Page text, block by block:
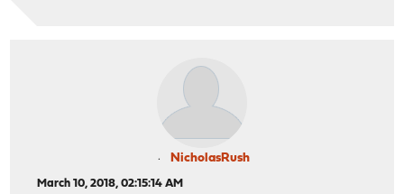
NicholasRush
March 10, 2018, 02:15:14 AM